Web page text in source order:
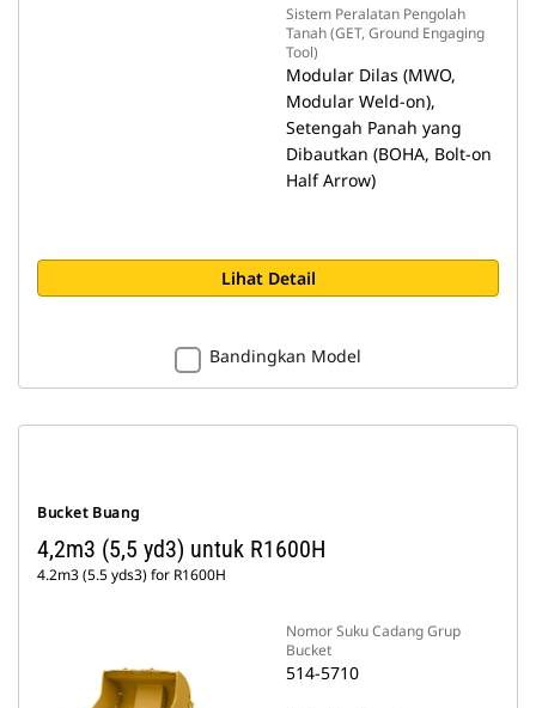
Sistem Peralatan Pengolah
Tanah (GET, Ground Engaging
Tool)
Modular Dilas (MWO,
Modular Weld-on),
Setengah Panah yang
Dibautkan (BOHA, Bolt-on
Half Arrow)
Lihat Detail
Bandingkan Model
Bucket Buang
4,2m3 (5,5 yd3) untuk R1600H
4.2m3 (5.5 yds3) for R1600H
Nomor Suku Cadang Grup
Bucket
514-5710